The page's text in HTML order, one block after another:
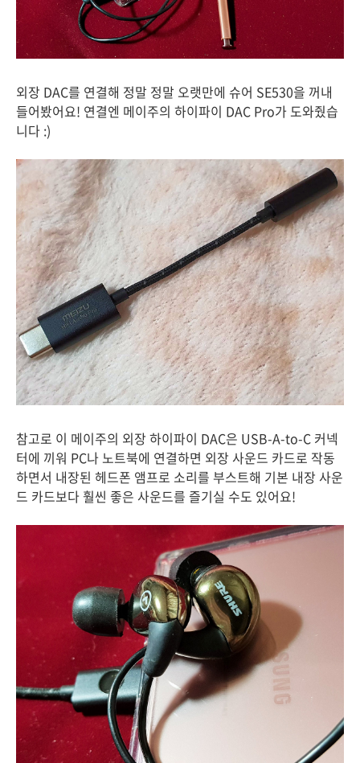
외장 DAC를 연결해 정말 정말 오랫만에 슈어 SE530을 꺼내
들어봤어요! 연결엔 메이주의 하이파이 DAC Pro가 도와줬습
니다 :)
참고로 이 메이주의 외장 하이파이 DAC은 USB-A-to-C 커넥
터에 끼워 PC나 노트북에 연결하면 외장 사운드 카드로 작동
하면서 내장된 헤드폰 앰프로 소리를 부스트해 기본 내장 사운
드 카드보다 훨씬 좋은 사운드를 즐기실 수도 있어요!